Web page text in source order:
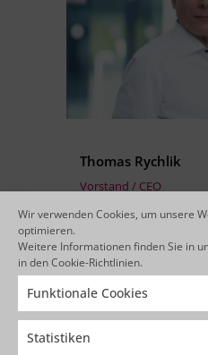
Wir verwenden Cookies, um unsere
optimieren.
Weitere Informationen finden Sie in
in denCookie-Richtlinien.
Funktionale Cookies
Statistiken
Thomas Rychlik
Vorstand / CEO